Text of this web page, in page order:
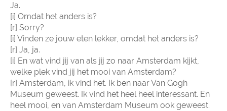
Ja.
[i] Omdat het anders is?
[r] Sorry?
[i] Vinden ze jouw eten lekker, omdat het anders is?
[r] Ja, ja.
[i] En wat vind jij van als jij zo naar Amsterdam kijkt,
welke plek vind jij het mooi van Amsterdam?
[r] Amsterdam, ik vind het. Ik ben naar Van Gogh
Museum geweest. Ik vind het heel heel interessant. En
heel mooi, en van Amsterdam Museum ook geweest.